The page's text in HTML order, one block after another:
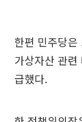
한편 민주당
가상자산 관
급했다.